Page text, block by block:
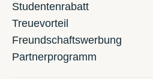
Studentenrabatt
Treuevorteil
Freundschaftswerbung
Partnerprogramm